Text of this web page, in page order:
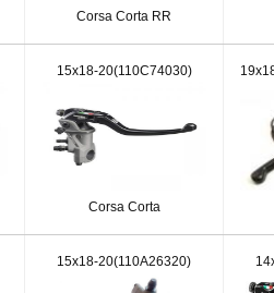
Corsa Corta RR
15x18-20(110C74030)
Corsa Corta
15x18-20(110A26320)